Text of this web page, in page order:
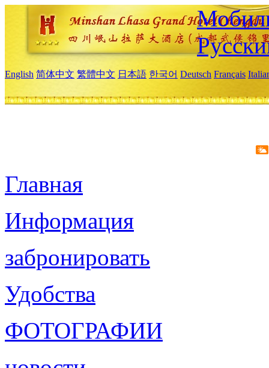
English 简体中文 繁體中文 日本語 한국어 Deutsch Français
Главная
Информация
забронировать
Удобства
ФОТОГРАФИИ